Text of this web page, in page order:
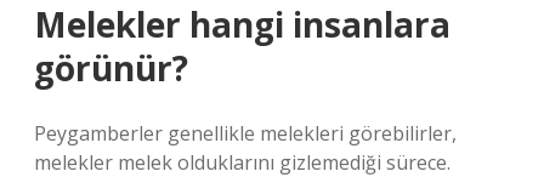
Melekler hangi insanlara
görünür?
Peygamberler genellikle melekleri görebilirler,
melekler melek olduklarını gizlemediği sürece.